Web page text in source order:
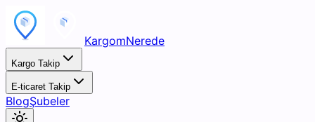
KargomNerede
Kargo Takip
E-ticaret Takip
BlogŞubeler